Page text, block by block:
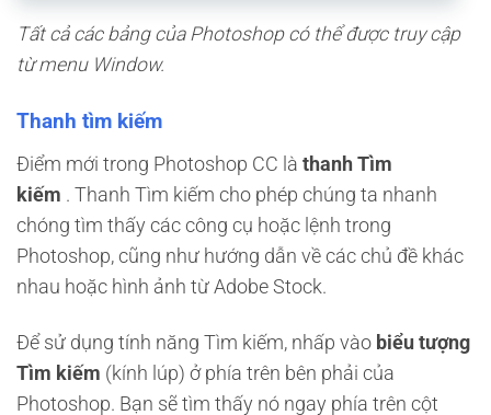
Tất cả các bảng của Photoshop có thể được truy cập
từ menu Window.
Thanh tìm kiếm
Điểm mới trong Photoshop CC là thanh Tìm
kiếm . Thanh Tìm kiếm cho phép chúng ta nhanh
chóng tìm thấy các công cụ hoặc lệnh trong
Photoshop, cũng như hướng dẫn về các chủ đề khác
nhau hoặc hình ảnh từ Adobe Stock.
Để sử dụng tính năng Tìm kiếm, nhấp vào biểu tượng
Tìm kiếm (kính lúp) ở phía trên bên phải của
Photoshop. Bạn sẽ tìm thấy nó ngay phía trên cột